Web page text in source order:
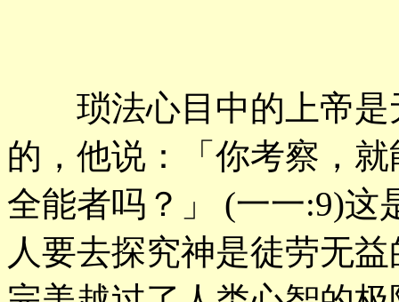
琐法心目中的上帝是
的，他说：「你考察，
全能者吗？」 (一一:9)这
人要去探究神是徒劳无